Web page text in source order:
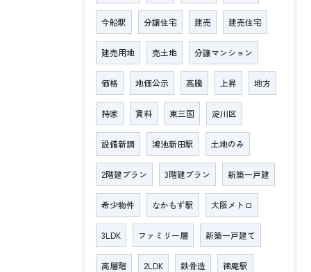
今船駅 分譲住宅 建売 建売住宅
建売用地 売土地 分譲マンション
価格 地価公示 高騰 上昇 地方
持家 賃料 東三国 淀川区
設備新調 鴻池新田駅 土地のみ
2階建プラン 3階建プラン 新築一戸建
希少物件 なかもず駅 大阪メトロ
3LDK ファミリー層 新築一戸建て
高層階 2LDK 鉄骨造 徳庵駅